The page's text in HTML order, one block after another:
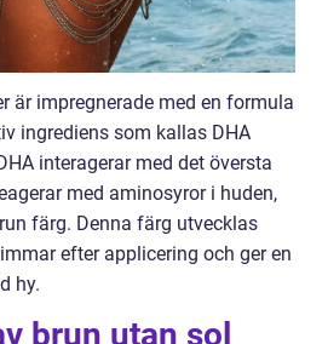
är impregnerade med en formula
ingrediens som kallas DHA
interagerar med det översta
med aminosyror i huden,
färg. Denna färg utvecklas
efter applicering och ger en
hy.
brun utan sol